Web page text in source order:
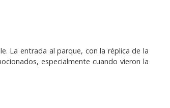
La entrada al parque, con la réplica de la
especialmente cuando vieron la